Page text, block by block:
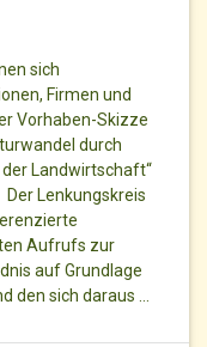
sich
Firmen und
Vorhaben-Skizze
durch
Landwirtschaft“
Lenkungskreis
Aufrufs zur
auf Grundlage
den sich daraus …